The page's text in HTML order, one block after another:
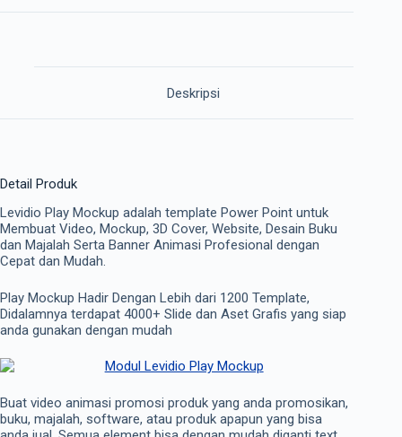
Deskripsi
Detail Produk
Levidio Play Mockup adalah template Power Point untuk
Membuat Video, Mockup, 3D Cover, Website, Desain Buku
dan Majalah Serta Banner Animasi Profesional dengan
Cepat dan Mudah.
Play Mockup Hadir Dengan Lebih dari 1200 Template,
Didalamnya terdapat 4000+ Slide dan Aset Grafis yang siap
anda gunakan dengan mudah
Buat video animasi promosi produk yang anda promosikan,
buku, majalah, software, atau produk apapun yang bisa